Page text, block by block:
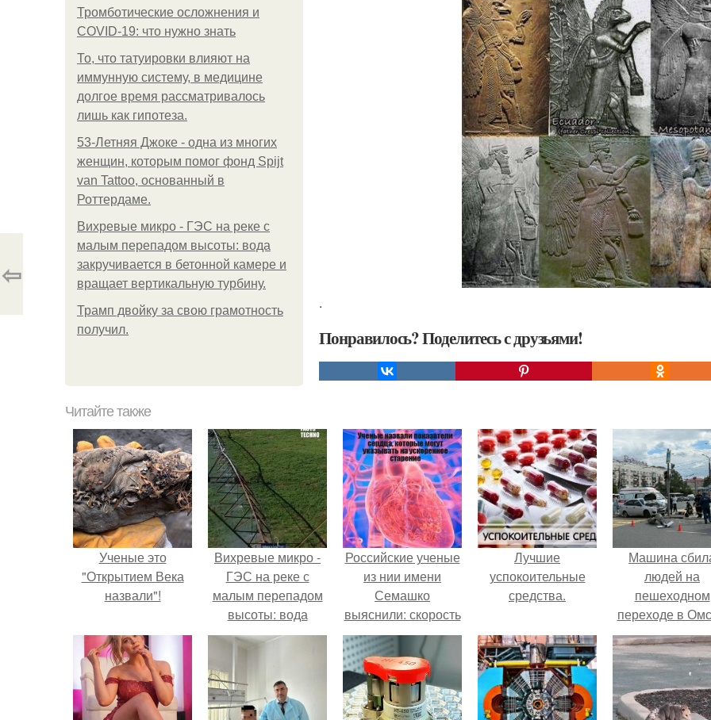
Тромботические осложнения и
COVID-19: что нужно знать
То, что татуировки влияют на
иммунную систему, в медицине
долгое время рассматривалось
лишь как гипотеза.
53-Летняя Джоке - одна из многих
женщин, которым помог фонд Spijt
van Tattoo, основанный в
Роттердаме.
Вихревые микро - ГЭС на реке с
малым перепадом высоты: вода
закручивается в бетонной камере и
вращает вертикальную турбину.
Трамп двойку за свою грамотность
получил.
.
Понравилось? Поделитесь с друзьями!
⇦
Читайте также
Ученые это
"Открытием Века
назвали"!
Вихревые микро -
ГЭС на реке с
малым перепадом
высоты: вода
закручивается в
бетонной камере и
вертикальную
турбину.
Российские ученые
из нии имени
Семашко
выяснили: скорость
старения напрямую
зависит от
состояния сосудов
и работы сердца.
Лучшие
успокоительные
средства.
Машина
людей на
пешеходном
переходе в
пострадали 8
человек.